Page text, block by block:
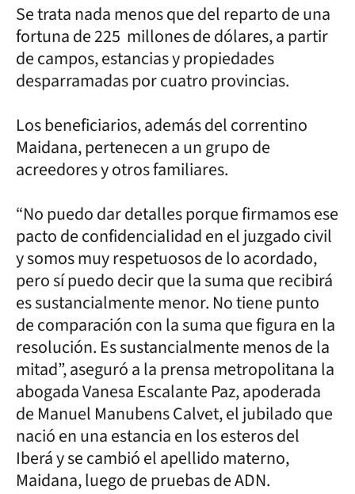
Se trata nada menos que del reparto de una
fortuna de 225 millones de dólares, a partir
de campos, estancias y propiedades
desparramadas por cuatro provincias.
Los beneficiarios, además del correntino
Maidana, pertenecen a un grupo de
acreedores y otros familiares.
“No puedo dar detalles porque firmamos ese
pacto de confidencialidad en el juzgado civil
y somos muy respetuosos de lo acordado,
pero sí puedo decir que la suma que recibirá
es sustancialmente menor. No tiene punto
de comparación con la suma que figura en la
resolución. Es sustancialmente menos de la
mitad”, aseguró a la prensa metropolitana la
abogada Vanesa Escalante Paz, apoderada
de Manuel Manubens Calvet, el jubilado que
nació en una estancia en los esteros del
Iberá y se cambió el apellido materno,
Maidana, luego de pruebas de ADN.